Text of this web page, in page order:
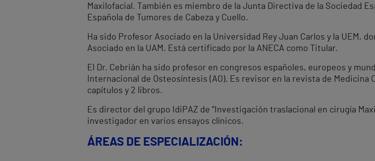
Maxilofacial. También es miembro de la Junta Directiva de la Sociedad
Española de Tumores de Cabeza y Cuello.
Ha sido Profesor Asociado en la Universidad Rey Juan Carlos y la UEM,
Asociado en la UAM. Está certificado por la ANECA como Titular.
El Dr. Cebrián ha sido profesor en congresos españoles, europeos y
Internacional de Osteosíntesis (AO). Es revisor en la revista de Medicina
capítulos y 2 libros.
Es director del grupo IdiPAZ de “Investigación traslacional en cirugía
investigador en varios ensayos clínicos.
ÁREAS DE ESPECIALIZACIÓN: